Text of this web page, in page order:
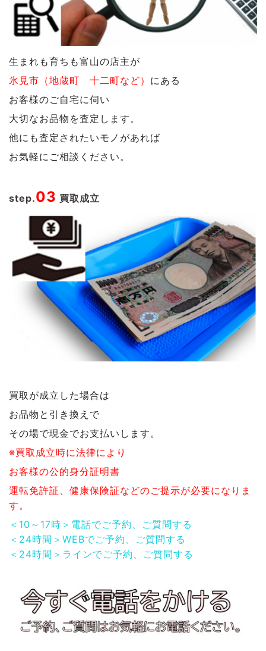
生まれも育ちも富山の店主が
氷見市（地蔵町 十二町など） にある
お客様のご自宅に伺い
大切なお品物を査定します。
他にも査定されたいモノがあれば
お気軽にご相談ください。
step.03 買取成立
買取が成立した場合は
お品物と引き換えで
その場で現金でお支払いします。
※買取成立時に法律により
お客様の公的身分証明書
運転免許証、健康保険証などのご提示が必要になりま
す。
＜10～17時＞電話でご予約、ご質問する
＜24時間＞WEBでご予約、ご質問する
＜24時間＞ラインでご予約、ご質問する